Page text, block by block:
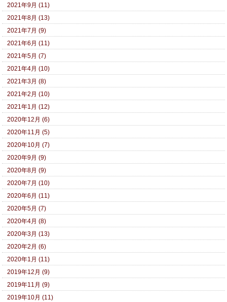
2021年9月 (11)
2021年8月 (13)
2021年7月 (9)
2021年6月 (11)
2021年5月 (7)
2021年4月 (10)
2021年3月 (8)
2021年2月 (10)
2021年1月 (12)
2020年12月 (6)
2020年11月 (5)
2020年10月 (7)
2020年9月 (9)
2020年8月 (9)
2020年7月 (10)
2020年6月 (11)
2020年5月 (7)
2020年4月 (8)
2020年3月 (13)
2020年2月 (6)
2020年1月 (11)
2019年12月 (9)
2019年11月 (9)
2019年10月 (11)